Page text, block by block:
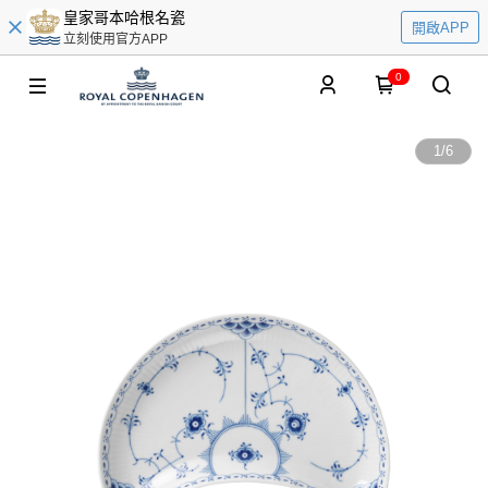
皇家哥本哈根名瓷
立刻使用官方APP
開啟APP
0
1/6